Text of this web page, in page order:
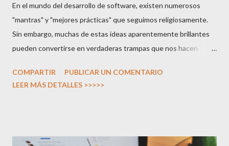
En el mundo del desarrollo de software, existen numerosos
"mantras" y "mejores prácticas" que seguimos religiosamente.
Sin embargo, muchas de estas ideas aparentemente brillantes
pueden convertirse en verdaderas trampas que nos hacen
de programación que, si bien pueden parecer sensatos a primera
COMPARTIR
PUBLICAR UN COMENTARIO
LEER MÁS DETALLES >>>>>